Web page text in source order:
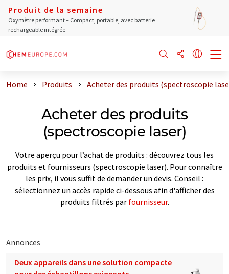
Produit de la semaine
Oxymètre performant – Compact, portable, avec batterie
rechargeable intégrée
Home Produits Acheter des produits (spectroscopie
Acheter des produits
(spectroscopie laser)
Votre aperçu pour l’achat de produits : découvrez tous les
produits et fournisseurs (spectroscopie laser). Pour connaître
les prix, il vous suffit de demander un devis. Conseil :
sélectionnez un accès rapide ci-dessous afin d'afficher des
produits filtrés par fournisseur.
Annonces
Deux appareils dans une solution compacte